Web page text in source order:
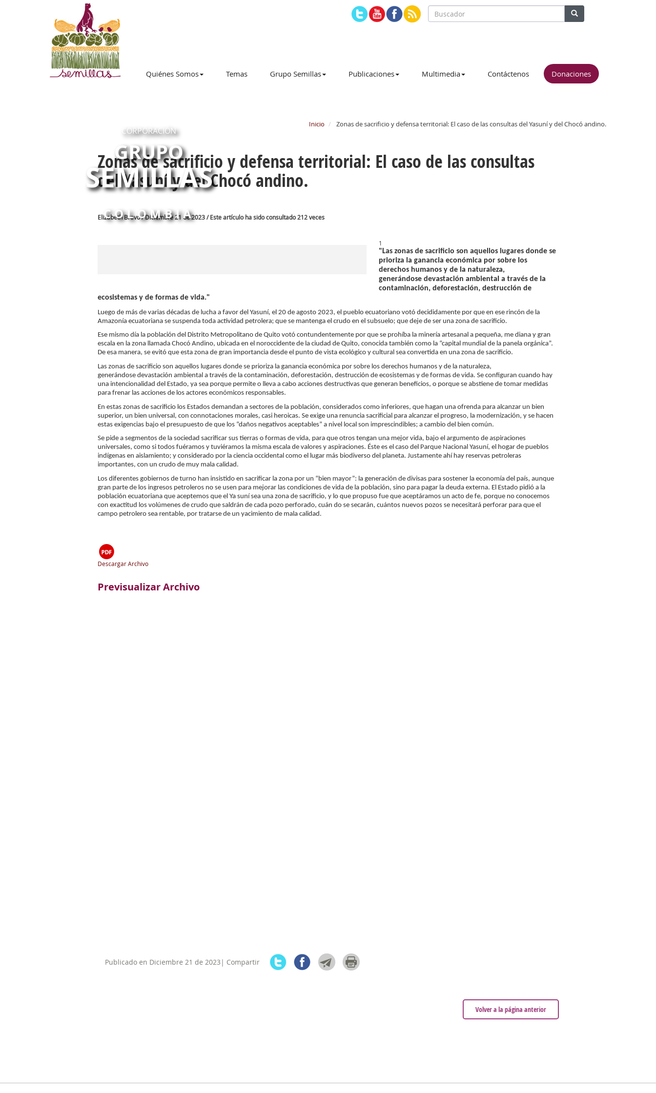
Quiénes Somos Temas Grupo Semillas Publicaciones Multimedia Contáctenos Donaciones
CORPORACIÓN
GRUPO
SEMILLAS
COLOMBIA
Inicio Zonas de sacrificio y defensa territorial: El caso de las consultas del Yasuní y del Chocó andino.
Zonas de sacrificio y defensa territorial: El caso de las consultas
del Yasuní y del Chocó andino.
Elizabeth Bravo / Diciembre 21 de 2023 / Este artículo ha sido consultado 212 veces
1
"Las zonas de sacrificio son aquellos lugares donde se
prioriza la ganancia económica por sobre los
derechos humanos y de la naturaleza,
generándose devastación ambiental a través de la
contaminación, deforestación, destrucción de
ecosistemas y de formas de vida."
Luego de más de varias décadas de lucha a favor del Yasuní, el 20 de agosto 2023, el pueblo ecuatoriano votó decididamente por que en ese rincón de la
Amazonía ecuatoriana se suspenda toda actividad petrolera; que se mantenga el crudo en el subsuelo; que deje de ser una zona de sacrificio.
Ese mismo día la población del Distrito Metropolitano de Quito votó contundentemente por que se prohíba la minería artesanal a pequeña, me diana y gran
escala en la zona llamada Chocó Andino, ubicada en el noroccidente de la ciudad de Quito, conocida también como la “capital mundial de la panela orgánica”.
De esa manera, se evitó que esta zona de gran importancia desde el punto de vista ecológico y cultural sea convertida en una zona de sacrificio.
Las zonas de sacrificio son aquellos lugares donde se prioriza la ganancia económica por sobre los derechos humanos y de la naturaleza,
generándose devastación ambiental a través de la contaminación, deforestación, destrucción de ecosistemas y de formas de vida. Se configuran cuando hay
una intencionalidad del Estado, ya sea porque permite o lleva a cabo acciones destructivas que generan beneficios, o porque se abstiene de tomar medidas
para frenar las acciones de los actores económicos responsables.
En estas zonas de sacrificio los Estados demandan a sectores de la población, considerados como inferiores, que hagan una ofrenda para alcanzar un bien
superior, un bien universal, con connotaciones morales, casi heroicas. Se exige una renuncia sacrificial para alcanzar el progreso, la modernización, y se hacen
estas exigencias bajo el presupuesto de que los “daños negativos aceptables” a nivel local son imprescindibles; a cambio del bien común.
Se pide a segmentos de la sociedad sacrificar sus tierras o formas de vida, para que otros tengan una mejor vida, bajo el argumento de aspiraciones
universales, como si todos fuéramos y tuviéramos la misma escala de valores y aspiraciones. Éste es el caso del Parque Nacional Yasuní, el hogar de pueblos
indígenas en aislamiento; y considerado por la ciencia occidental como el lugar más biodiverso del planeta. Justamente ahí hay reservas petroleras
importantes, con un crudo de muy mala calidad.
Los diferentes gobiernos de turno han insistido en sacrificar la zona por un “bien mayor”: la generación de divisas para sostener la economía del país, aunque
gran parte de los ingresos petroleros no se usen para mejorar las condiciones de vida de la población, sino para pagar la deuda externa. El Estado pidió a la
población ecuatoriana que aceptemos que el Ya suní sea una zona de sacrificio, y lo que propuso fue que aceptáramos un acto de fe, porque no conocemos
con exactitud los volúmenes de crudo que saldrán de cada pozo perforado, cuán do se secarán, cuántos nuevos pozos se necesitará perforar para que el
campo petrolero sea rentable, por tratarse de un yacimiento de mala calidad.
Descargar Archivo
Previsualizar Archivo
Publicado en Diciembre 21 de 2023| Compartir
Volver a la página anterior